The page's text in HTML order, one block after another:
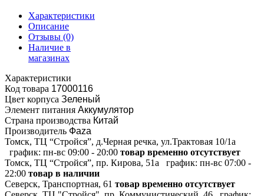
Характеристики
Описание
Отзывы (0)
Наличие в
магазинах
Характеристики
Код товара 17000116
Цвет корпуса Зеленый
Элемент питания Аккумулятор
Страна производства Китай
Производитель Фаza
Томск, ТЦ “Стройся”, д.Черная речка, ул.Трактовая 10/1а
график: пн-вс 09:00 - 20:00 товар временно отсутствует
Томск, ТЦ “Стройся”, пр. Кирова, 51а
график: пн-вс 07:00 -
22:00 товар в наличии
Северск, Транспортная, 61 товар временно отсутствует